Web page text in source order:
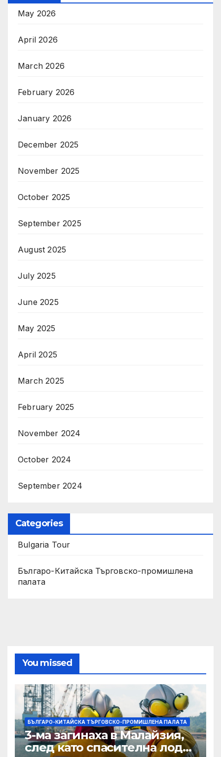
May 2026
April 2026
March 2026
February 2026
January 2026
December 2025
November 2025
October 2025
September 2025
August 2025
July 2025
June 2025
May 2025
April 2025
March 2025
February 2025
November 2024
October 2024
September 2024
Categories
Bulgaria Tour
Българо-Китайска Търговско-промишлена
палaта
You missed
БЪЛГАРО-КИТАЙСКА ТЪРГОВСКО-ПРОМИШЛЕНА ПАЛAТА
3-ма загинаха в Малайзия,
след като спасителна лодка